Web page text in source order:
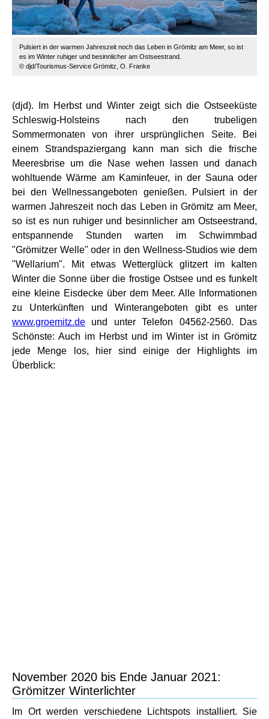
Pulsiert in der warmen Jahreszeit noch das Leben in Grömitz am Meer, so ist
es im Winter ruhiger und besinnlicher am Ostseestrand.
© djd/Tourismus-Service Grömitz, O. Franke
(djd). Im Herbst und Winter zeigt sich die Ostseeküste
Schleswig-Holsteins nach den trubeligen
Sommermonaten von ihrer ursprünglichen Seite. Bei
einem Strandspaziergang kann man sich die frische
Meeresbrise um die Nase wehen lassen und danach
wohltuende Wärme am Kaminfeuer, in der Sauna oder
bei den Wellnessangeboten genießen. Pulsiert in der
warmen Jahreszeit noch das Leben in Grömitz am Meer,
so ist es nun ruhiger und besinnlicher am Ostseestrand,
entspannende Stunden warten im Schwimmbad
"Grömitzer Welle" oder in den Wellness-Studios wie dem
"Wellarium". Mit etwas Wetterglück glitzert im kalten
Winter die Sonne über die frostige Ostsee und es funkelt
eine kleine Eisdecke über dem Meer. Alle Informationen
zu Unterkünften und Winterangeboten gibt es unter
www.groemitz.de und unter Telefon 04562-2560. Das
Schönste: Auch im Herbst und im Winter ist in Grömitz
jede Menge los, hier sind einige der Highlights im
Überblick:
November 2020 bis Ende Januar 2021:
Grömitzer Winterlichter
Im Ort werden verschiedene Lichtspots installiert. Sie